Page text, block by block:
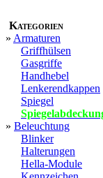
Kategorien
» Armaturen
Griffhülsen
Gasgriffe
Handhebel
Lenkerendkappen
Spiegel
» Beleuchtung
Blinker
Halterungen
Hella-Module